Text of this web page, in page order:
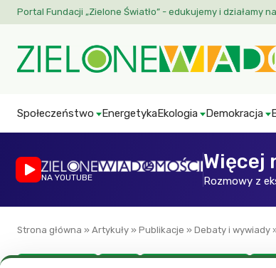
Portal Fundacji „Zielone Światło” - edukujemy i działamy
Społeczeństwo EnergetykaEkologia Demokracja
NA YOUTUBE
Więcej
Rozmowy z
Strona główna » Artykuły » Publikacje » Debaty i wywiady